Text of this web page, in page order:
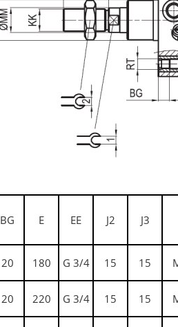
BG E EE J2 J3
20 180 G 3/4 15 15
20 220 G 3/4 15 15